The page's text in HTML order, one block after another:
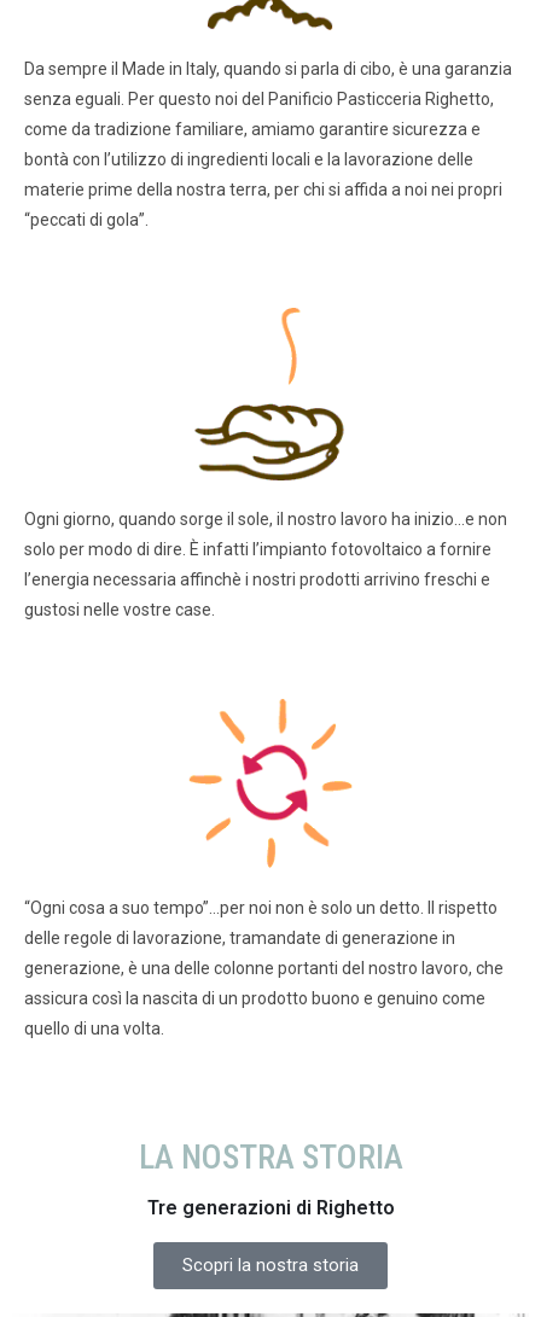
Da sempre il Made in Italy, quando si parla di cibo, è una garanzia
senza eguali. Per questo noi del Panificio Pasticceria Righetto,
come da tradizione familiare, amiamo garantire sicurezza e
bontà con l’utilizzo di ingredienti locali e la lavorazione delle
materie prime della nostra terra, per chi si affida a noi nei propri
“peccati di gola”.
Ogni giorno, quando sorge il sole, il nostro lavoro ha inizio…e non
solo per modo di dire. È infatti l’impianto fotovoltaico a fornire
l’energia necessaria affinchè i nostri prodotti arrivino freschi e
gustosi nelle vostre case.
“Ogni cosa a suo tempo”…per noi non è solo un detto. Il rispetto
delle regole di lavorazione, tramandate di generazione in
generazione, è una delle colonne portanti del nostro lavoro, che
assicura così la nascita di un prodotto buono e genuino come
quello di una volta.
LA NOSTRA STORIA
Tre generazioni di Righetto
Scopri la nostra storia